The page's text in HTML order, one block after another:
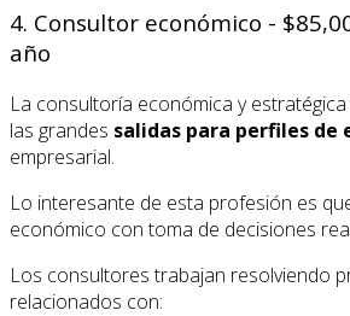
4. Consultor económico -
año
La consultoría económica y
las grandes salidas para perfiles de
empresarial.
Lo interesante de esta profesión es
económico con toma de decisiones
Los consultores trabajan resolviendo
relacionados con: